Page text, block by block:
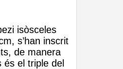
isòsceles
s’han inscrit
de manera
el triple del